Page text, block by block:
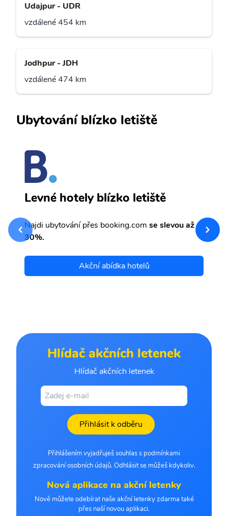
Udajpur - UDR
vzdálené 454 km
Jodhpur - JDH
vzdálené 474 km
Ubytování blízko letiště
Levné hotely blízko letiště
Najdi ubytování přes booking.com se slevou až
30%.
Akční abídka hotelů
Hlídač akčních letenek
Hlídač akčních letenek
Přihlásit k odběru
Přihlášením vyjadřuješ souhlas s podmínkami
zpracování osobních údajů. Odhlásit se můžeš kdykoliv.
Nová aplikace na akční letenky
Nově můžete odebírat naše akční letenky zdarma také
přes naší novou aplikaci.